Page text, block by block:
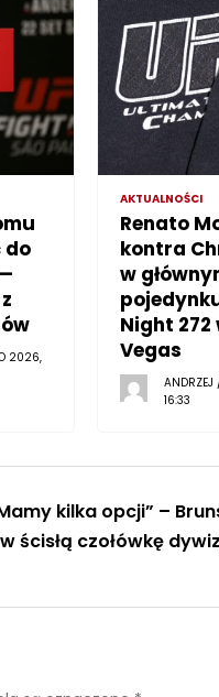
do
2026,
AKTUALNOŚCI
Renato
kontra
w
Night 272
Vegas
16:33
kilka opcji” –
w ścisłą czołówkę